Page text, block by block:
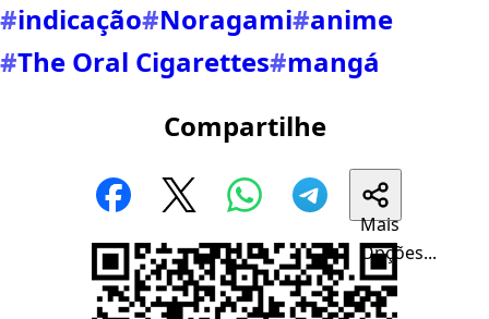
#indicação#Noragami#anime
#The Oral Cigarettes#mangá
Compartilhe
Mais
Opções...